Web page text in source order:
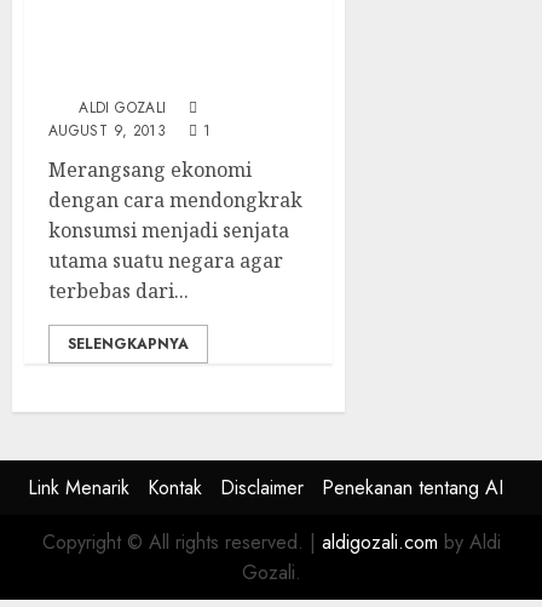
ALDI GOZALI
AUGUST 9, 2013
1
Merangsang ekonomi
dengan cara mendongkrak
konsumsi menjadi senjata
utama suatu negara agar
terbebas dari...
SELENGKAPNYA
Link Menarik Kontak Disclaimer
Penekanan tentang AI
Copyright © All rights reserved. | aldigozali.com by Aldi
Gozali.